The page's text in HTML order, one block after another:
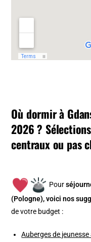
Où dormir à
2026 ?
centraux ou pas
Pour
(Pologne), voici nos
de votre budget :
Auberges de